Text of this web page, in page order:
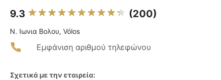
9.3 (200)
Ν. Ιωνια Βολου, Vólos
Εμφάνιση αριθμού τηλεφώνου
Σχετικά με την εταιρεία: